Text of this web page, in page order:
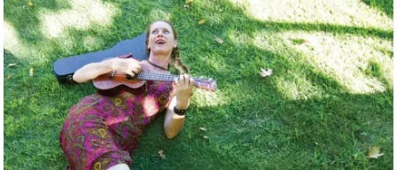
न
शि
प
रा
ज
नी
ति